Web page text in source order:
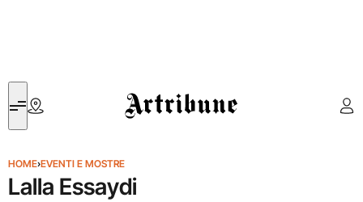
Artribune
HOME›EVENTI E MOSTRE
Lalla Essaydi